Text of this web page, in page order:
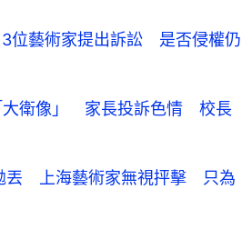
位藝術家提出訴訟 是否侵權仍
大衛像」 家長投訴色情 校長
丟 上海藝術家無視抨擊 只為